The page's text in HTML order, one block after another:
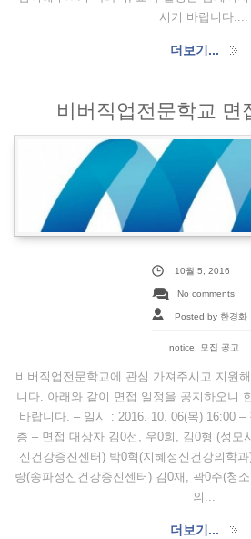
시기 바랍니다....
더보기...
비버직업전문학교 면
10월 5, 2016
No comments
Posted by 한경화
notice 모집 공고
비버직업전문학교에 관심 가져주시고 지원
니다. 아래와 같이 면접 일정을 공지하오니
바랍니다. – 일시 : 2016. 10. 06(목) 16:00
층 – 면접 대상자 김0선, 우0희, 김0형 (성모
신건강증진센터) 박0혁(지혜정신건강의학
랑(송파정신건강증진센터) 김0재, 곽0주(청
의...
더보기...